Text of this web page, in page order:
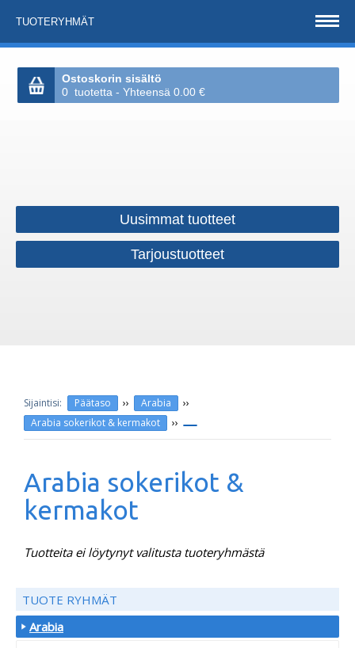
TUOTERYHMÄT
Ostoskorin sisältö
0 tuotetta - Yhteensä 0.00 €
Uusimmat tuotteet
Tarjoustuotteet
Päätaso ›› Arabia ››
Arabia sokerikot & kermakot ››
Arabia sokerikot &
kermakot
Tuotteita ei löytynyt valitusta tuoteryhmästä
TUOTE RYHMÄT
Arabia